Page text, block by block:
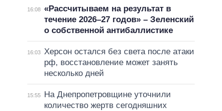
16:08 «Рассчитываем на результат в
течение 2026–27 годов» – Зеленский
о собственной антибаллистике
16:03 Херсон остался без света после атаки
рф, восстановление может занять
несколько дней
15:55
На Днепропетровщине уточнили
количество жертв сегодняшних